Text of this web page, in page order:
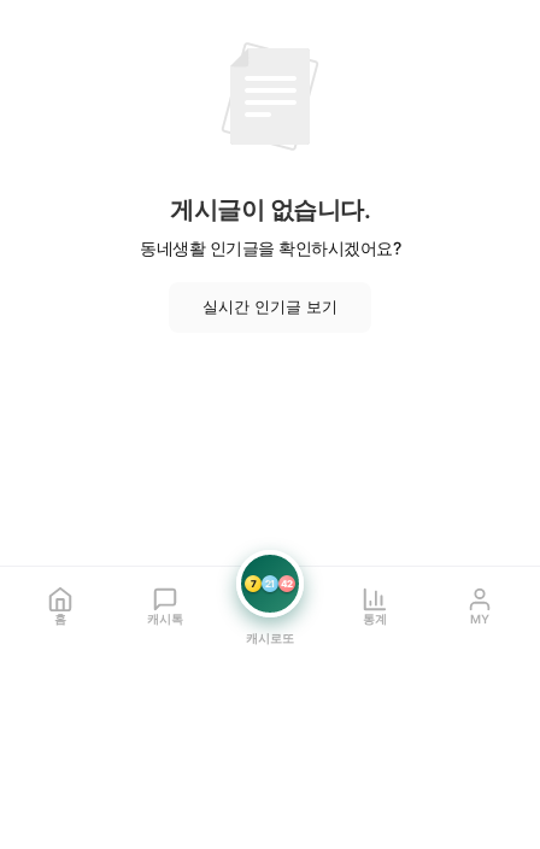
게시글이 없습니다.
동네생활 인기글을 확인하시겠어요?
실시간 인기글 보기
홈 캐시톡
7 21 42
캐시로또
통계 MY